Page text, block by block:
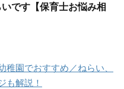
です【保育士お悩み相
稚園でおすすめ／ねらい、
も解説！